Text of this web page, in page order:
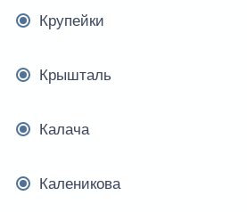
Крупейки
Крышталь
Калача
Каленикова